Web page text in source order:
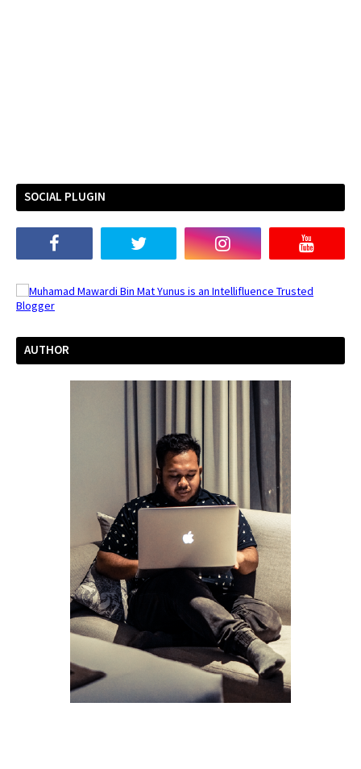
SOCIAL PLUGIN
AUTHOR